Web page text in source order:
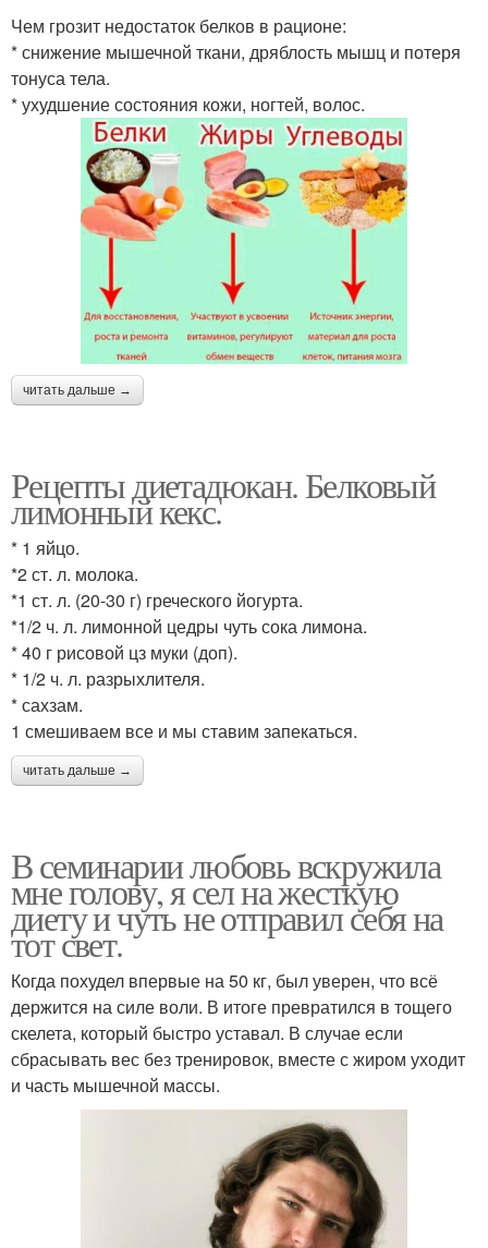
Чем грозит недостаток белков в рационе:
* снижение мышечной ткани, дряблость мышц и потеря
тонуса тела.
* ухудшение состояния кожи, ногтей, волос.
читать дальше →
Рецепты диетадюкан. Белковый
лимонный кекс.
* 1 яйцо.
*2 ст. л. молока.
*1 ст. л. (20-30 г) греческого йогурта.
*1/2 ч. л. лимонной цедры чуть сока лимона.
* 40 г рисовой цз муки (доп).
* 1/2 ч. л. разрыхлителя.
* сахзам.
1 смешиваем все и мы ставим запекаться.
читать дальше →
В семинарии любовь вскружила
мне голову, я сел на жесткую
диету и чуть не отправил себя на
тот свет.
Когда похудел впервые на 50 кг, был уверен, что всё
держится на силе воли. В итоге превратился в тощего
скелета, который быстро уставал. В случае если
сбрасывать вес без тренировок, вместе с жиром уходит
и часть мышечной массы.